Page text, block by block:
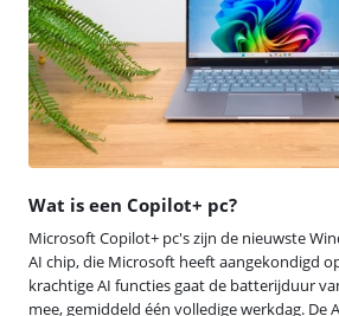
Wat is een Copilot+ pc?
Microsoft Copilot+ pc's zijn de nieuwste
AI chip, die Microsoft heeft aangekondigd
krachtige AI functies gaat de batterijduur
mee, gemiddeld één volledige werkdag. De